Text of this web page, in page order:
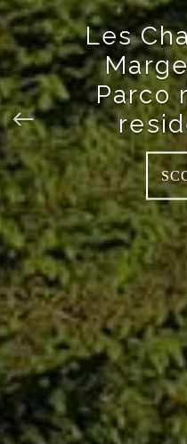
Les
Parco